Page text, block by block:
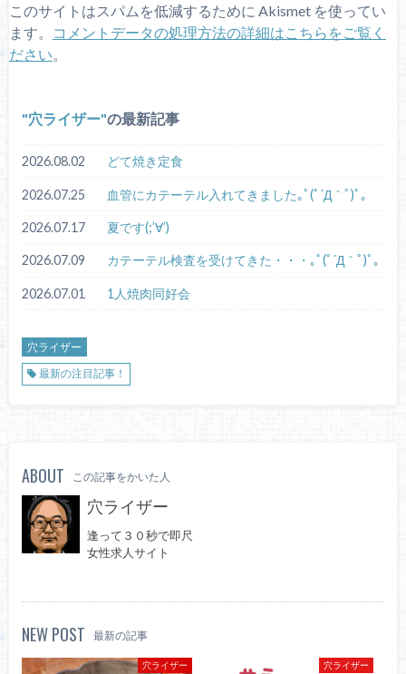
このサイトはスパムを低減するために Akismet を使ってい
ます。
コメントデータの処理方法の詳細はこちらをご覧く
ださい
穴ライザー の最新記事
2026.08.02 どて焼き定食
2026.07.25 血管にカテーテル入れてきました｡ﾟ(ﾟ´Д｀ﾟ)ﾟ｡
2026.07.17 夏です(;’∀’)
2026.07.09 カテーテル検査を受けてきた・・・｡ﾟ(ﾟ´Д｀ﾟ)ﾟ｡
2026.07.01 1人焼肉同好会
穴ライザー
最新の注目記事！
ABOUT この記事をかいた人
穴ライザー
逢って３０秒で即尺
女性求人サイト
NEW POST 最新の記事
穴ライザー 穴ライザー